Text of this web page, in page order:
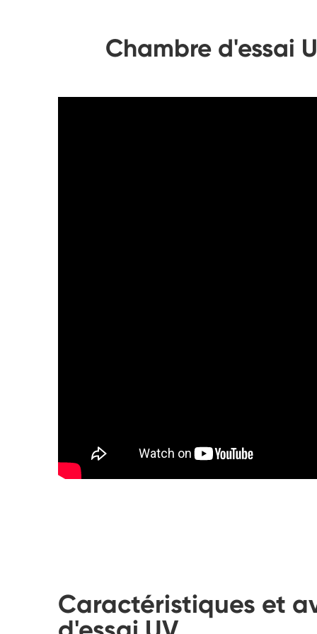
Chambre d'essai
Caractéristiques et